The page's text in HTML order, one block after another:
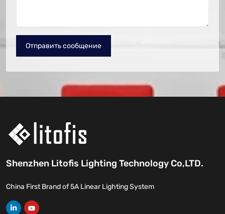
Отправить сообщение
Shenzhen Litofis Lighting Technology Co,LTD.
China First Brand of 5A Linear Lighting System